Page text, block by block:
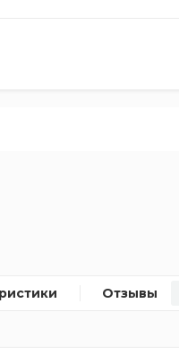
Отзывы